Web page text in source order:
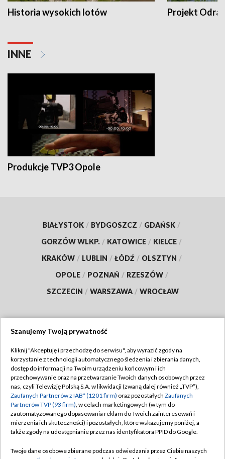
Historia wysokich lotów Projekt Odra
INNE
Produkcje TVP3 Opole
BIAŁYSTOK / BYDGOSZCZ / GDAŃSK /
GORZÓW WLKP. / KATOWICE / KIELCE /
KRAKÓW / LUBLIN / ŁÓDŹ / OLSZTYN /
OPOLE / POZNAŃ / RZESZÓW /
SZCZECIN / WARSZAWA / WROCŁAW
TVP
Abonament TVP
Emisja w TVP
Centrum informacji TVP
Naziemna Telewizja Cyfrowa
Regulamin TVP
Polityka prywatności
Moje zgody
Pomoc
Szanujemy Twoją prywatność
Kliknij "Akceptuję i przechodzę do serwisu", aby wyrazić zgody na
korzystanie z technologii automatycznego śledzenia i zbierania danych,
dostęp do informacji na Twoim urządzeniu końcowym i ich
przechowywanie oraz na przetwarzanie Twoich danych osobowych przez
nas, czyli Telewizję Polską S.A. w likwidacji (zwaną dalej również „TVP”),
Zaufanych Partnerów z IAB* (1201 firm) oraz pozostałych Zaufanych
Partnerów TVP (93 firm), w celach marketingowych (w tym do
zautomatyzowanego dopasowania reklam do Twoich zainteresowań i
mierzenia ich skuteczności) i pozostałych, które wskazujemy poniżej, a
także zgody na udostępnianie przez nas identyfikatora PPID do Google.
Twoje dane osobowe zbierane podczas odwiedzania przez Ciebie naszych